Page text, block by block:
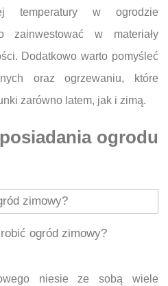
temperatury w ogrodzie
zainwestować w materiały
Dodatkowo warto pomyśleć
oraz ogrzewaniu, które
zarówno latem, jak i zimą.
ogrodu
ogród zimowy?
niesie ze sobą wiele